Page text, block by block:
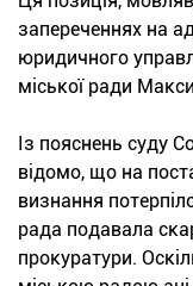
запереченнях на
юридичного
міської ради
Із пояснень суду
відомо, що на
визнання
рада подавала
прокуратури.